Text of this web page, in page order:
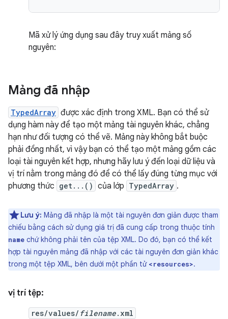
Mã xử lý ứng dụng sau đây truy xuất mảng số
nguyên:
Mảng đã nhập
TypedArray được xác định trong XML. Bạn có thể sử
dụng hàm này để tạo một mảng tài nguyên khác, chẳng
hạn như đối tượng có thể vẽ. Mảng này không bắt buộc
phải đồng nhất, vì vậy bạn có thể tạo một mảng gồm các
loại tài nguyên kết hợp, nhưng hãy lưu ý đến loại dữ liệu và
vị trí nằm trong mảng đó để có thể lấy đúng từng mục với
phương thức get...() của lớp TypedArray .
Lưu ý: Mảng đã nhập là một tài nguyên đơn giản được tham
chiếu bằng cách sử dụng giá trị đã cung cấp trong thuộc tính
name chứ không phải tên của tệp XML. Do đó, bạn có thể kết
hợp tài nguyên mảng đã nhập với các tài nguyên đơn giản khác
trong một tệp XML, bên dưới một phần tử <resources>.
vị trí tệp:
res/values/ filename.xml